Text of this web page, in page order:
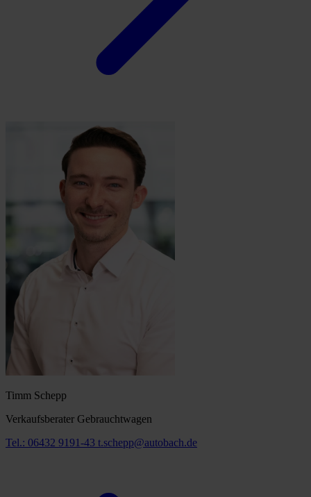
Timm Schepp
Verkaufsberater Gebrauchtwagen
Tel.: 06432 9191-43 t.schepp@autobach.de